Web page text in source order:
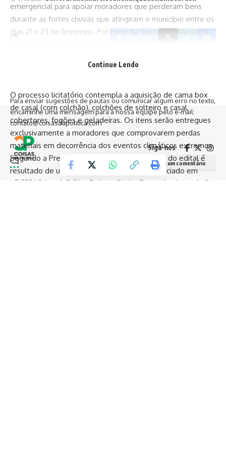
Facebook
Para enviar sugestões de pautas ou comunicar algum erro no texto,
encaminhe uma mensagem para a nossa equipe pelo e-mail:
contato@coisasdapolitica.com
Deixe um comentário
emergencial para apoiar moradores que perderam bens
durante as fortes chuvas que atingiram o município entre os
dias 21 e 23 de fevereiro. Por meio da Secretaria Municipal
geladeiras, camas e colchões destinados às famílias em
O processo licitatório contempla a aquisição de cama box
de casal (com colchão), colchões de solteiro e casal,
cobertores, fogões e geladeiras. Os itens serão entregues
exclusivamente a moradores que comprovarem perdas
materiais em decorrência dos eventos climáticos extremos.
Segundo a Prefeitura, a rapidez na publicação do edital é
resultado de um planejamento estratégico iniciado em
novembro de 2025, que buscou garantir agilidade e
Continue Lendo
Siga-nos
© 2024 Coisas da Política. Todos os Direitos Reservados. A reprodução